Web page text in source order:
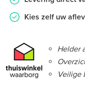
Kies zelf uw
Helder
Veilige